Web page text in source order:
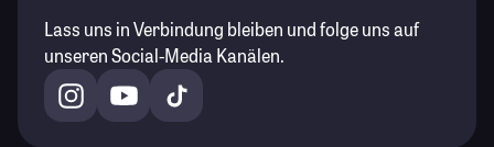
Lass uns in Verbindung bleiben und folge uns auf
unseren Social-Media Kanälen.